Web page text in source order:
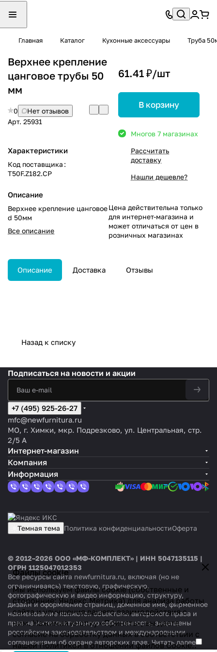
Главная Каталог Кухонные аксессуары Труба
Верхнее крепление
цанговое трубы 50
мм
0
Нет отзывов
Арт. 25931
Характеристики
Код поставщика :
T50F.Z182.CP
Описание
Верхнее крепление цанговое
d 50мм
Все описание
61.41 ₽/шт
В корзину
Многов 7 магазинах
Рассчитать
доставку
Нашли дешевле?
Цена действительна только
для интернет-магазина и
может отличаться от цен в
розничных магазинах
Описание Доставка Отзывы
Назад к списку
Файлы cookie
Мы используем файлы cookie (собственные и
сторонние: Яндекс.Метрика) для анализа работы
сайта и улучшения вашего взаимодействия с
ним. Нажимая кнопку «Принять», вы даете
согласие на обработку данных в соответствии с
нашейПолитикой в отношении файлов Cookie..
Подписаться на новости и акции
+7 (495) 925-26-27
mfc@newfurnitura.ru
МО, г. Химки, мкр. Подрезково, ул. Центральная, стр.
2/5 А
Интернет-магазин
Компания
Информация
Темная тема Политика конфиденциальностиОферта
© 2012–2026 ООО «МФ-КОМПЛЕКТ» | ИНН 5047135115 |
ОГРН 1125047012353
Все ресурсы сайта newfurnitura.ru, включая (но не
ограничиваясь) текстовую, графическую,
фотографическую и видео информацию, структуру,
дизайн и оформление страниц, доменное имя, фирменное
наименование являются объектами авторского права и
прав на интеллектуальную собственность, защищены
российским законодательством и международными
соглашениями об охране авторских прав. Читать далее